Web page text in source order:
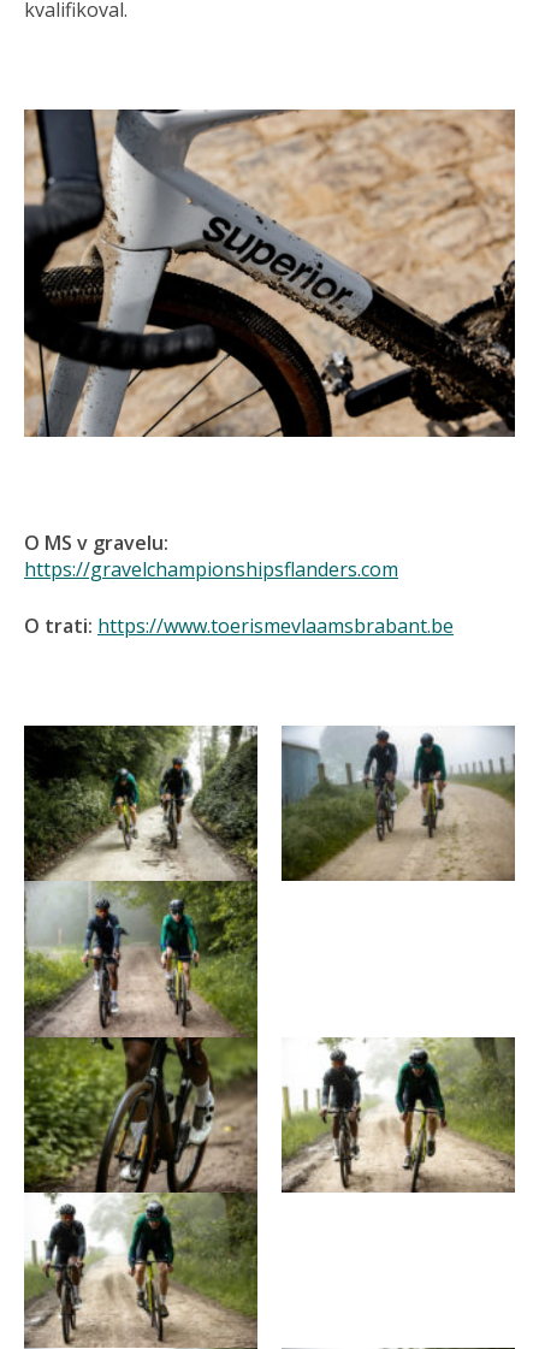
kvalifikoval.
O MS v gravelu:
https://gravelchampionshipsflanders.com
O trati: https://www.toerismevlaamsbrabant.be